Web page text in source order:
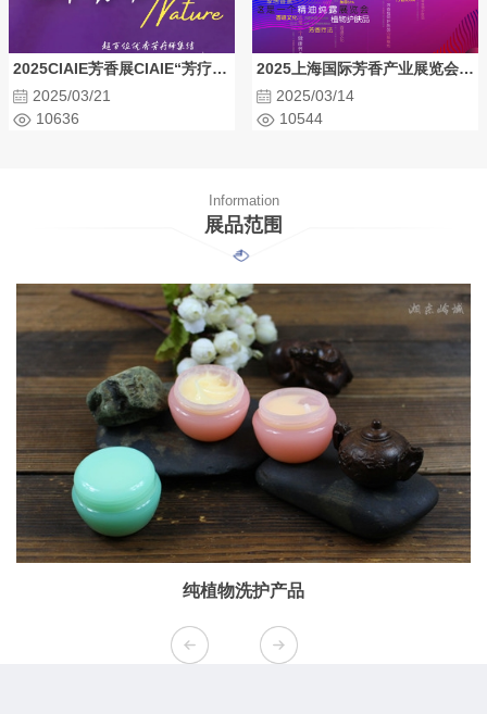
2025CIAIE芳香展CIAIE“芳疗新势力”正式启动
2025/03/21
10636
2025上海国际芳香产业展览会 CIAIE
2025/03/14
10544